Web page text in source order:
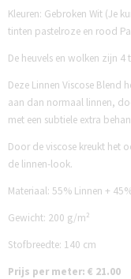
Kleuren: Gebroken Wit (Je
tinten pastelroze en rood
De heuvels en wolken zijn
Deze Linnen Viscose Blend
aan dan normaal linnen,
met een subtiele extra
Door de viscose kreukt het
de linnen-look.
Materiaal: 55% Linnen +
Gewicht: 200 g/m²
Stofbreedte: 140 cm
Prijs per meter: € 21.00